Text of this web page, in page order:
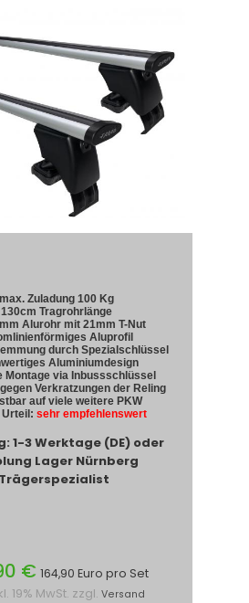
max. Zuladung 100 Kg
130cm Tragrohrlänge
Alurohr mit 21mm T-Nut
Aluprofil
durch Spezialschlüssel
Aluminiumdesign
Montage via Inbussschlüssel
Verkratzungen der Reling
auf viele weitere PKW
Urteil: sehr empfehlenswert
1-3 Werktage (DE) oder
Lager Nürnberg
Trägerspezialist
€ 164,90 Euro pro Set
19% MwSt. zzgl. Versand